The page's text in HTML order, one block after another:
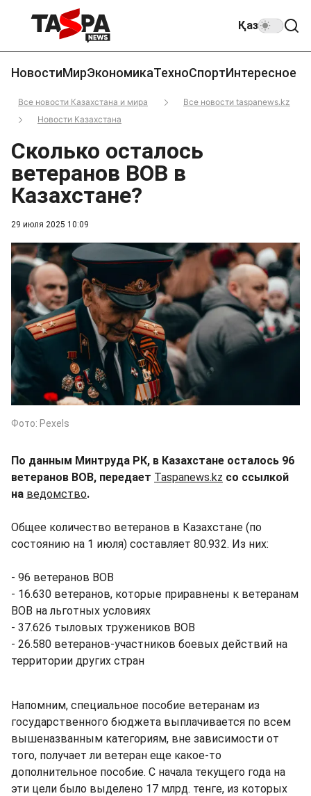
Қаз
НовостиМирЭкономикаТехноСпортИнтересное
Все новости Казахстана и мира
Все новости taspanews.kz
Новости Казахстана
29 июля 2025 10:09
Сколько осталось
ветеранов ВОВ в
Казахстане?
Фото: Pexels
По данным Минтруда РК, в Казахстане осталось 96
ветеранов ВОВ, передает Taspanews.kz со ссылкой
на ведомство.
Общее количество ветеранов в Казахстане (по
состоянию на 1 июля) составляет 80.932. Из них:
- 96 ветеранов ВОВ
- 16.630 ветеранов, которые приравнены к ветеранам
ВОВ на льготных условиях
- 37.626 тыловых тружеников ВОВ
- 26.580 ветеранов-участников боевых действий на
территории других стран
Напомним, специальное пособие ветеранам из
государственного бюджета выплачивается по всем
вышеназванным категориям, вне зависимости от
того, получает ли ветеран еще какое-то
дополнительное пособие. С начала текущего года на
эти цели было выделено 17 млрд. тенге, из которых